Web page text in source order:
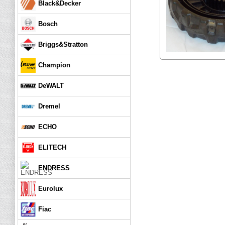
Black&Decker
Bosch
Briggs&Stratton
Champion
DeWALT
Dremel
ECHO
ELITECH
ENDRESS
Eurolux
Fiac